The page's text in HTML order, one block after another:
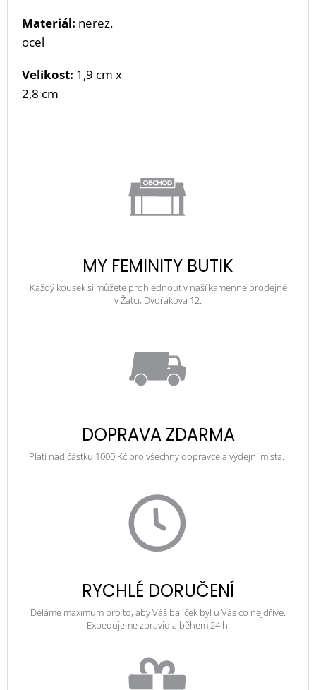
Materiál: nerez.
ocel
Velikost: 1,9 cm x
2,8 cm
MY FEMINITY BUTIK
Každý kousek si můžete prohlédnout v naší kamenné prodejně
v Žatci, Dvořákova 12.
DOPRAVA ZDARMA
Platí nad částku 1000 Kč pro všechny dopravce a výdejní místa.
RYCHLÉ DORUČENÍ
Děláme maximum pro to, aby Váš balíček byl u Vás co nejdříve.
Expedujeme zpravidla během 24 h!